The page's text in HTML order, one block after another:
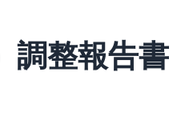
調整報告書